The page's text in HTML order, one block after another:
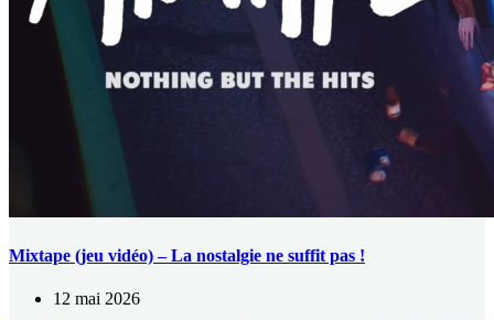
Mixtape (jeu vidéo) – La nostalgie ne suffit pas !
12 mai 2026